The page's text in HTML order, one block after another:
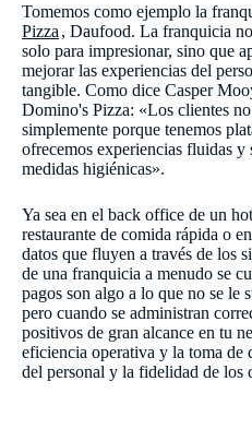
Tomemos como ejemplo la
Pizza , Daufood. La franquicia
solo para impresionar, sino que
mejorar las experiencias del
tangible. Como dice Casper
Domino's Pizza: «Los clientes
simplemente porque tenemos
ofrecemos experiencias fluidas y
medidas higiénicas».
Ya sea en el back office de un
restaurante de comida rápida o
datos que fluyen a través de los
de una franquicia a menudo se
pagos son algo a lo que no se le
pero cuando se administran
positivos de gran alcance en tu
eficiencia operativa y la toma de
del personal y la fidelidad de los